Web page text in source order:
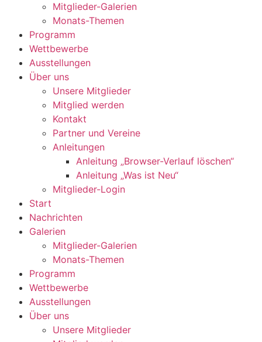
Mitglieder-Galerien
Monats-Themen
Programm
Wettbewerbe
Ausstellungen
Über uns
Unsere Mitglieder
Mitglied werden
Kontakt
Partner und Vereine
Anleitungen
Anleitung „Browser-Verlauf löschen“
Anleitung „Was ist Neu“
Mitglieder-Login
Start
Nachrichten
Galerien
Mitglieder-Galerien
Monats-Themen
Programm
Wettbewerbe
Ausstellungen
Über uns
Unsere Mitglieder